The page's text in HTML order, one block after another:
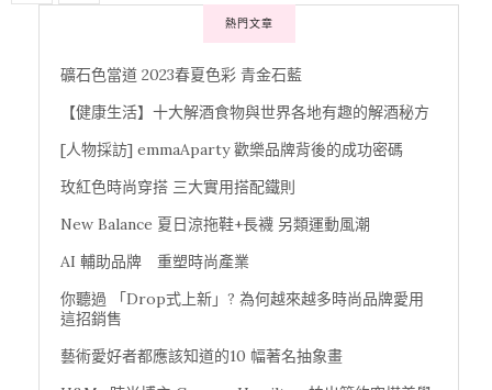
熱門文章
礦石色當道 2023春夏色彩 青金石藍
【健康生活】十大解酒食物與世界各地有趣的解酒秘方
[人物採訪] emmaAparty 歡樂品牌背後的成功密碼
玫紅色時尚穿搭 三大實用搭配鐵則
New Balance 夏日涼拖鞋+長襪 另類運動風潮
AI 輔助品牌 重塑時尚產業
你聽過 「Drop式上新」? 為何越來越多時尚品牌愛用
這招銷售
藝術愛好者都應該知道的10 幅著名抽象畫